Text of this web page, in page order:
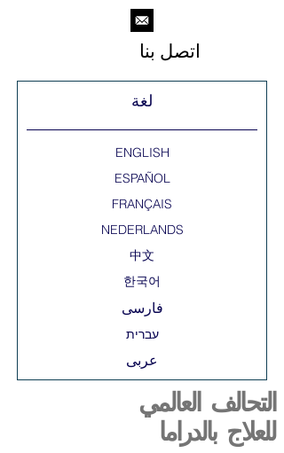
اتصل بنا
עברית‎
عربى
ESPAÑOL
한국어
FRANÇAIS
中文
ENGLISH
NEDERLANDS
فارسی
لغة
التحالف العالمي
للعلاج بالدراما